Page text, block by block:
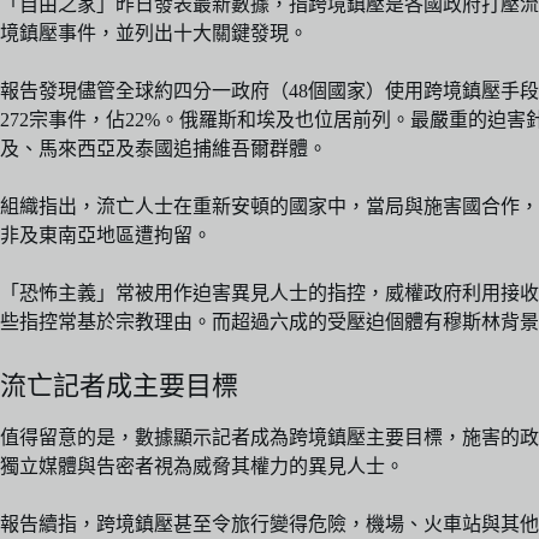
境鎮壓事件，並列出十大關鍵發現。
報告發現儘管全球約四分一政府（48個國家）使用跨境鎮壓手
272宗事件，佔22%。俄羅斯和埃及也位居前列。最嚴重的迫
及、馬來西亞及泰國追捕維吾爾群體。
組織指出，流亡人士在重新安頓的國家中，當局與施害國合作
非及東南亞地區遭拘留。
「恐怖主義」常被用作迫害異見人士的指控，威權政府利用
些指控常基於宗教理由。而超過六成的受壓迫個體有穆斯林背
流亡記者成主要目標
值得留意的是，數據顯示記者成為跨境鎮壓主要目標，施害的
獨立媒體與告密者視為威脅其權力的異見人士。
報告續指，跨境鎮壓甚至令旅行變得危險，機場、火車站與其